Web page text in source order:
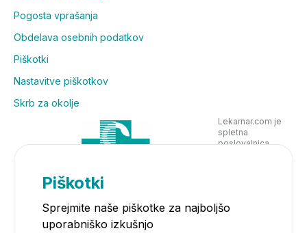
Pogosta vprašanja
Obdelava osebnih podatkov
Piškotki
Nastavitve piškotkov
Skrb za okolje
Lekarnar.com je
spletna
poslovalnica
Piškotki
Sprejmite naše piškotke za najboljšo
uporabniško izkušnjo